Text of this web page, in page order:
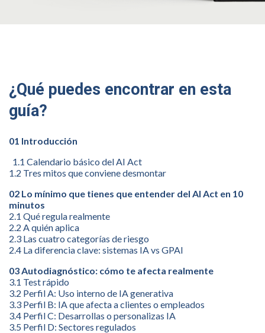
¿Qué puedes encontrar en esta
guía?
01 Introducción
1.1 Calendario básico del AI Act
1.2 Tres mitos que conviene desmontar
02 Lo mínimo que tienes que entender del AI Act en 10
minutos
2.1 Qué regula realmente
2.2 A quién aplica
2.3 Las cuatro categorías de riesgo
2.4 La diferencia clave: sistemas IA vs GPAI
03 Autodiagnóstico: cómo te afecta realmente
3.1 Test rápido
3.2 Perfil A: Uso interno de IA generativa
3.3 Perfil B: IA que afecta a clientes o empleados
3.4 Perfil C: Desarrollas o personalizas IA
3.5 Perfil D: Sectores regulados